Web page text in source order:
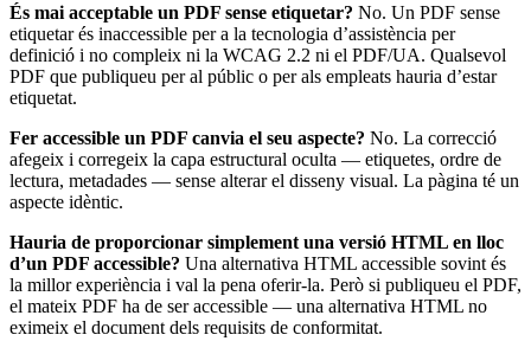
És mai acceptable un PDF sense etiquetar? No. Un PDF sense
etiquetar és inaccessible per a la tecnologia d’assistència per
definició i no compleix ni la WCAG 2.2 ni el PDF/UA. Qualsevol
PDF que publiqueu per al públic o per als empleats hauria d’estar
etiquetat.
Fer accessible un PDF canvia el seu aspecte? No. La correcció
afegeix i corregeix la capa estructural oculta — etiquetes, ordre de
lectura, metadades — sense alterar el disseny visual. La pàgina té un
aspecte idèntic.
Hauria de proporcionar simplement una versió HTML en lloc
d’un PDF accessible? Una alternativa HTML accessible sovint és
la millor experiència i val la pena oferir-la. Però si publiqueu el PDF,
el mateix PDF ha de ser accessible — una alternativa HTML no
eximeix el document dels requisits de conformitat.